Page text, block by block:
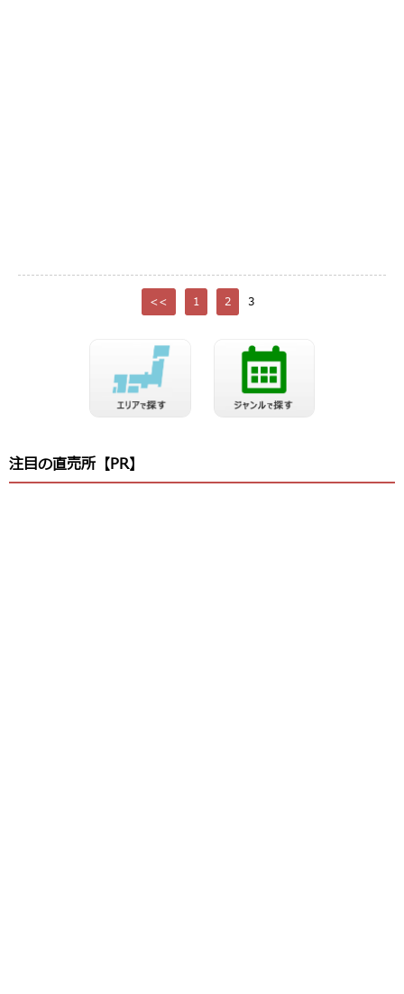
<< 1 2 3
注目の直売所【PR】